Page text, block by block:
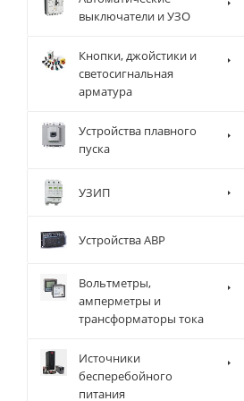
выключатели и УЗО
Кнопки, джойстики и
светосигнальная
арматура
Устройства плавного
пуска
УЗИП
Устройства АВР
Вольтметры,
амперметры и
трансформаторы тока
Источники
бесперебойного
питания